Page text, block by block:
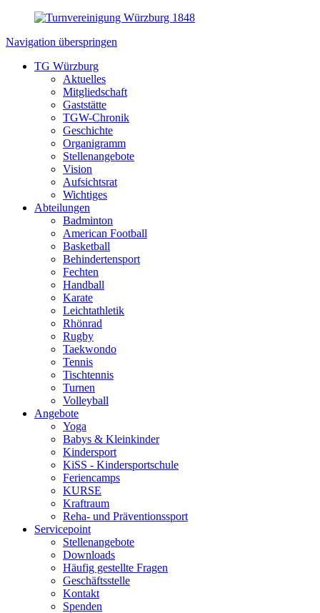
Navigation überspringen
TG Würzburg
Aktuelles
Mitgliedschaft
Gaststätte
TGW-Chronik
Geschichte
Organigramm
Stellenangebote
Vision
Aufsichtsrat
Wichtiges
Abteilungen
Badminton
American Football
Basketball
Behindertensport
Fechten
Handball
Karate
Leichtathletik
Rhönrad
Rugby
Taekwondo
Tennis
Tischtennis
Turnen
Volleyball
Angebote
Yoga
Babys & Kleinkinder
Kindersport
KiSS - Kindersportschule
Feriencamps
KURSE
Kraftraum
Reha- und Präventionssport
Servicepoint
Stellenangebote
Downloads
Häufig gestellte Fragen
Geschäftsstelle
Kontakt
Spenden